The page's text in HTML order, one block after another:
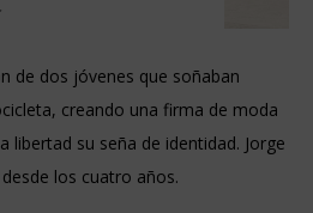
de dos jóvenes que soñaban
creando una firma de moda
libertad su seña de identidad. Jorge
los cuatro años.